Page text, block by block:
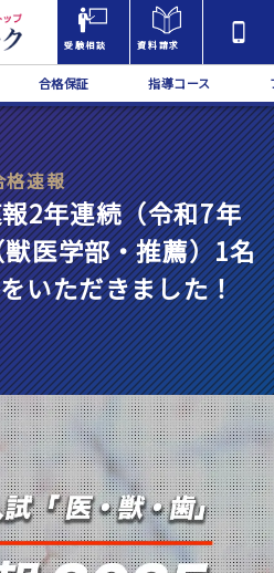
受験相談 資料請求
合格保証 指導コース
格速報
2年連続（令和7年
医学部・推薦）1名
いただきました！